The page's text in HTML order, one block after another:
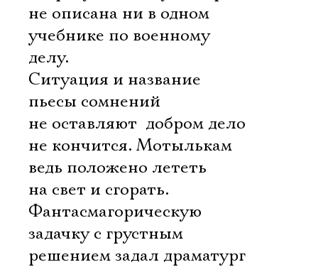
не описана ни в одном
учебнике по военному
делу.
Ситуация и название
пьесы сомнений
не оставляют  добром дело
не кончится. Мотылькам
ведь положено лететь
на свет и сгорать.
Фантасмагорическую
задачку с грустным
решением задал драматург